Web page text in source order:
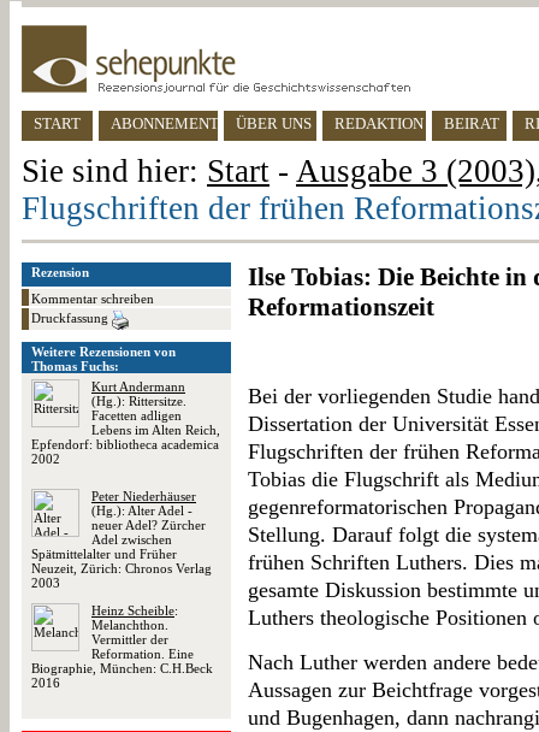
START ABONNEMENT ÜBER UNS REDAKTION BEIRAT
Sie sind hier: Start - Ausgabe 3
Flugschriften der frühen
Rezension
Kommentar schreiben
Druckfassung
Weitere Rezensionen von
Thomas Fuchs:
Kurt Andermann
(Hg.): Rittersitze.
Facetten adligen
Lebens im Alten Reich,
Epfendorf: bibliotheca academica
2002
Peter Niederhäuser
(Hg.): Alter Adel -
neuer Adel? Zürcher
Adel zwischen
Spätmittelalter und Früher
Neuzeit, Zürich: Chronos Verlag
2003
Heinz Scheible:
Melanchthon.
Vermittler der
Reformation. Eine
Biographie, München: C.H.Beck
2016
Ilse Tobias: Die Beichte
Reformationszeit
Bei der vorliegenden Studie
Dissertation der Universität
Flugschriften der frühen
Tobias die Flugschrift als
gegenreformatorischen
Stellung. Darauf folgt die
frühen Schriften Luthers. Dies
gesamte Diskussion bestimmte
Luthers theologische Positionen
Nach Luther werden andere
Aussagen zur Beichtfrage
und Bugenhagen, dann